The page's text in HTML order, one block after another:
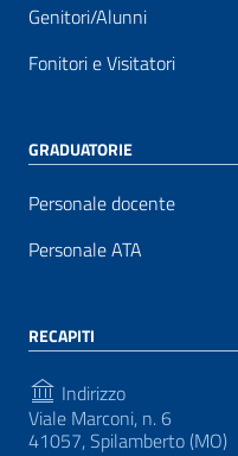
Genitori/Alunni
Fonitori e Visitatori
GRADUATORIE
Personale docente
Personale ATA
RECAPITI
Indirizzo
Viale Marconi, n. 6
41057, Spilamberto (MO)